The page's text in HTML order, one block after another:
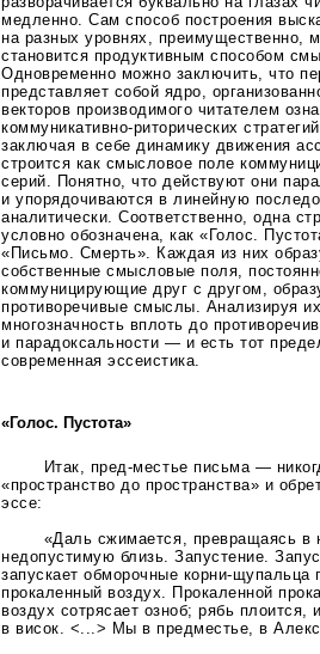
медленно. Сам способ построения
на разных уровнях, преимущественно,
становится продуктивным способом
Одновременно можно заключить, что
представляет собой ядро,
векторов производимого читателем
коммуникативно-риторических
заключая в себе динамику движения
строится как смысловое поле
серий. Понятно, что действуют они
и упорядочиваются в линейную
аналитически. Соответственно, одна
условно обозначена, как «Голос.
«Письмо. Смерть». Каждая из них
собственные смысловые поля,
коммуницирующие друг с другом,
противоречивые смыслы. Анализируя
многозначность вплоть до
и парадоксальности — и есть тот
современная эссеистика.
«Голос. Пустота»
Итак, пред-местье письма —
«пространство до пространства» и
эссе:
«Даль сжимается, превращаясь в
недопустимую близь. Запустение.
запускает обморочные корни-щупальца
прокаленный воздух. Прокаленной
воздух сотрясает озноб; рябь плоится,
в висок. <...> Мы в предместье, в